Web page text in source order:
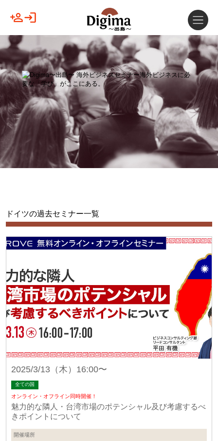
ドイツの過去セミナー一覧
2025/3/13（木）16:00〜
全ての国
オンライン・オフライン同時開催！
魅力的な隣人・台湾市場のポテンシャル及び考慮するべ
きポイントについて
開催場所